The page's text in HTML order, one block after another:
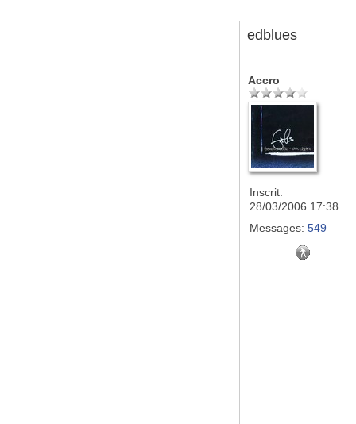
edblues
Accro
Inscrit:
28/03/2006 17:38
Messages: 549